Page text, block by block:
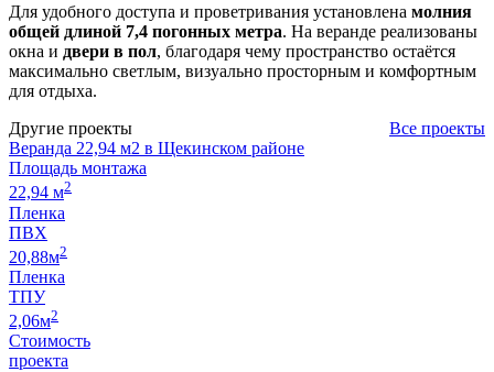
Для удобного доступа и проветривания установлена молния
общей длиной 7,4 погонных метра. На веранде реализованы
окна и двери в пол, благодаря чему пространство остаётся
максимально светлым, визуально просторным и комфортным
для отдыха.
Другие проекты
Все проекты
Веранда 22,94 м2 в Щекинском районе
Площадь монтажа
22,94 м2
Пленка
ПВХ
20,88м2
Пленка
ТПУ
2,06м2
Стоимость
проекта